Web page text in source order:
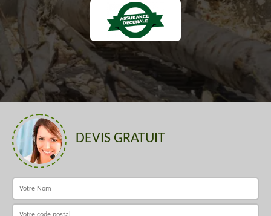
DEVIS GRATUIT